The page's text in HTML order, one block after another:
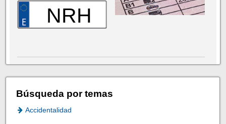
NRH
Búsqueda por temas
Accidentalidad